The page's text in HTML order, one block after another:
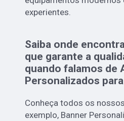
experientes.
Saiba onde
que garante a
quando falamos de
Personalizados
Conheça todos os
exemplo, Banner